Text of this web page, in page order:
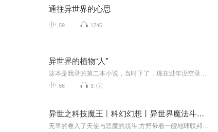
通往异世界的心思
59 1745
异世界的植物“人”
66 3.7万
异世之科技魔王丨科幻幻想丨异世界魔法斗气与未来科技